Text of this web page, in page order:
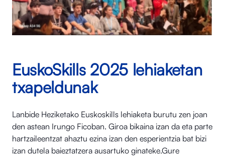
EuskoSkills 2025 lehiaketan
txapeldunak
Lanbide Heziketako Euskoskills lehiaketa burutu zen joan
den astean Irungo Ficoban. Giroa bikaina izan da eta parte
hartzaileentzat ahaztu ezina izan den esperientzia bat bizi
izan dutela baieztatzera ausartuko ginateke.Gure